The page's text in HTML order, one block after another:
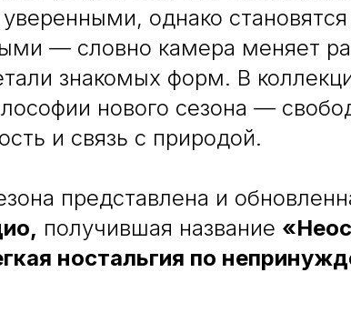
однако становятся
— словно камера меняет
знакомых форм. В
нового сезона —
и связь с природой.
представлена и
получившая название
ностальгия по